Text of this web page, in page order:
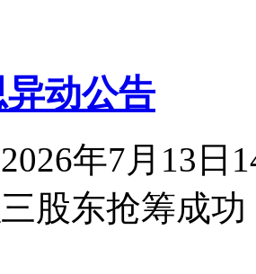
动公告
年7月13日
股东抢筹成